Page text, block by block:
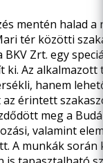
mentén halad a
tér közötti
Zrt. egy
Az alkalmazott
hanem
érintett
meg a
valamint
A munkák során